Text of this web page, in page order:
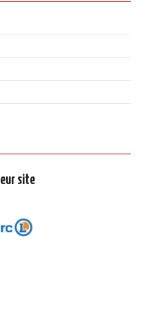
site